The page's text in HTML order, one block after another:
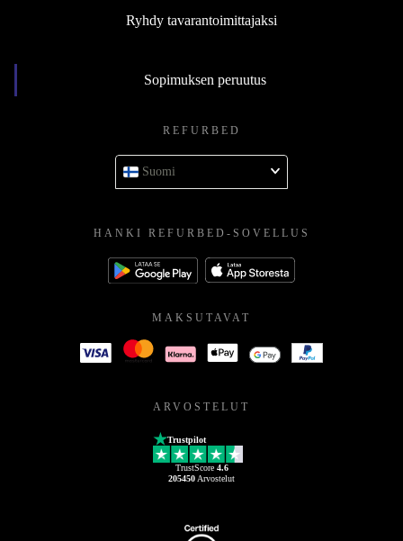
Ryhdy tavarantoimittajaksi
Sopimuksen peruutus
REFURBED
Suomi
HANKI REFURBED-SOVELLUS
MAKSUTAVAT
ARVOSTELUT
Trustpilot
TrustScore 4.6
205450 Arvostelut